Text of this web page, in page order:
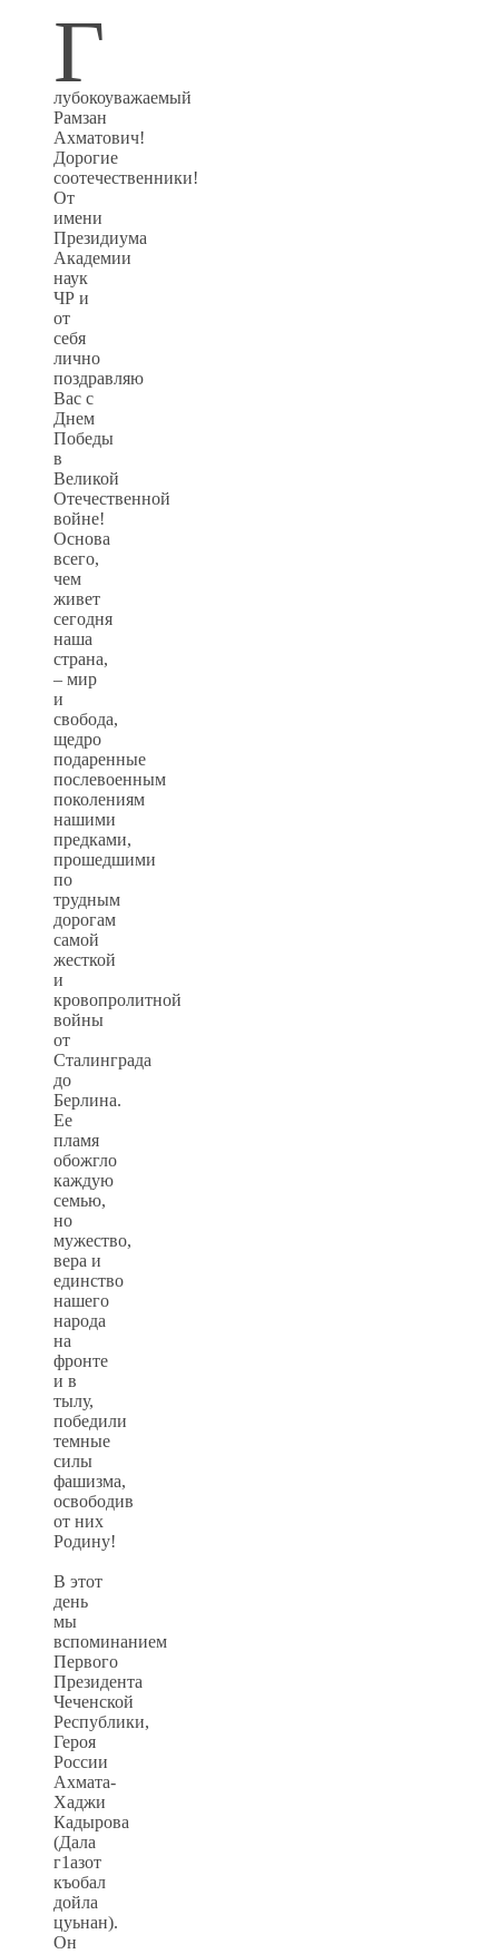
Г
лубокоуважаемый
Рамзан
Ахматович!
Дорогие
соотечественники!
От
имени
Президиума
Академии
наук
ЧР и
от
себя
лично
поздравляю
Вас с
Днем
Победы
в
Великой
Отечественной
войне!
Основа
всего,
чем
живет
сегодня
наша
страна,
– мир
и
свобода,
щедро
подаренные
послевоенным
поколениям
нашими
предками,
прошедшими
по
трудным
дорогам
самой
жесткой
и
кровопролитной
войны
от
Сталинграда
до
Берлина.
Ее
пламя
обожгло
каждую
семью,
но
мужество,
вера и
единство
нашего
народа
на
фронте
и в
тылу,
победили
темные
силы
фашизма,
освободив
от них
Родину!
В этот
день
мы
вспоминанием
Первого
Президента
Чеченской
Республики,
Героя
России
Ахмата-
Хаджи
Кадырова
(Дала
г1азот
къобал
дойла
цуьнан).
Он